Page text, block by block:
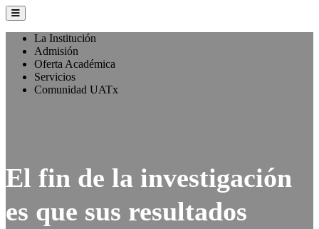
La Institución
Admisión
Oferta Académica
Servicios
Comunidad UATx
El fin de la investigación
es que sus resultados